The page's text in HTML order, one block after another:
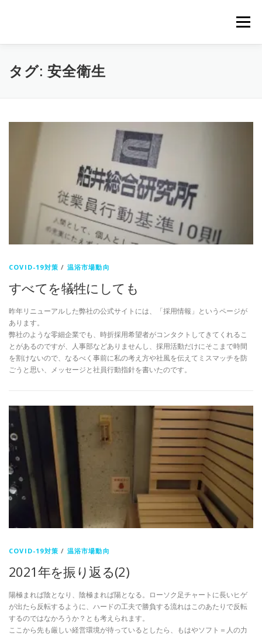
メニュー
｜HOME｜ 緊急無料公開記事
タグ: 安全衛生
COVID-19対策 / 温浴市場動向
すべてを犠牲にしても
昨年リニューアルした弊社の公式サイトには、「採用情報」というページが
あります。
弊社のような零細企業でも、時折採用希望者がコンタクトしてきてくれるこ
とがあるのですが、人事部などありませんし、採用活動だけにそこまで時間
を割けないので、なるべく事前に私の考え方や社風を伝えてミスマッチを防
ごうと思い、メッセージと社員行動指針を書いたのです。
COVID-19対策 / 温浴市場動向
2021年を振り返る(2)
陽極まれば陰となり、陰極まれば陽となる。ローソク足チャートに長いヒゲ
が出たら反転するように、ハードの工夫で勝負する流れはこのあたりで反転
するのではなかろうか？とも考えられます。
ここから先も厳しい経営環境が待っているとしたら、もはやソフト＝人の力